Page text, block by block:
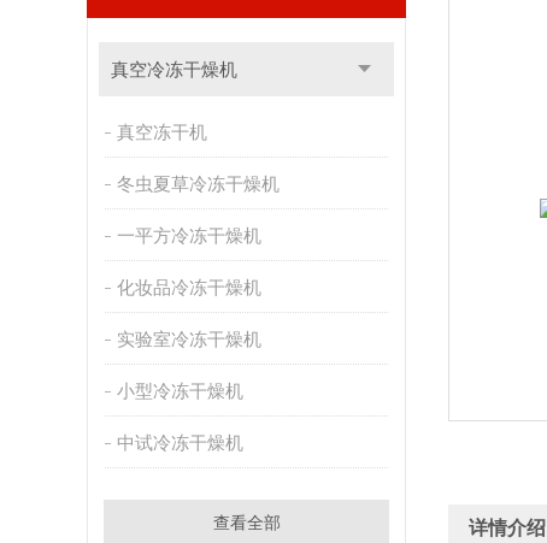
真空冷冻干燥机
真空冻干机
冬虫夏草冷冻干燥机
一平方冷冻干燥机
化妆品冷冻干燥机
实验室冷冻干燥机
小型冷冻干燥机
中试冷冻干燥机
查看全部 详情介绍